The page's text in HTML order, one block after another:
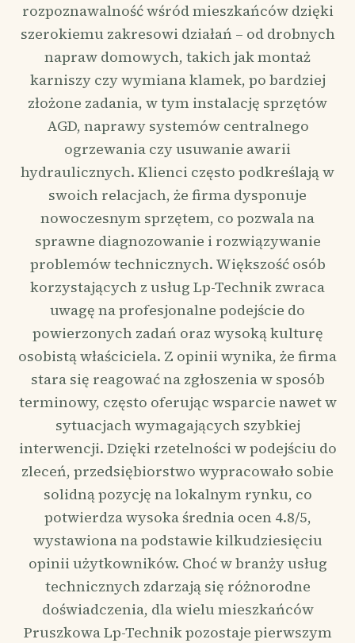
rozpoznawalność wśród mieszkańców dzięki
szerokiemu zakresowi działań – od drobnych
napraw domowych, takich jak montaż
karniszy czy wymiana klamek, po bardziej
złożone zadania, w tym instalację sprzętów
AGD, naprawy systemów centralnego
ogrzewania czy usuwanie awarii
hydraulicznych. Klienci często podkreślają w
swoich relacjach, że firma dysponuje
nowoczesnym sprzętem, co pozwala na
sprawne diagnozowanie i rozwiązywanie
problemów technicznych. Większość osób
korzystających z usług Lp-Technik zwraca
uwagę na profesjonalne podejście do
powierzonych zadań oraz wysoką kulturę
osobistą właściciela. Z opinii wynika, że firma
stara się reagować na zgłoszenia w sposób
terminowy, często oferując wsparcie nawet w
sytuacjach wymagających szybkiej
interwencji. Dzięki rzetelności w podejściu do
zleceń, przedsiębiorstwo wypracowało sobie
solidną pozycję na lokalnym rynku, co
potwierdza wysoka średnia ocen 4.8/5,
wystawiona na podstawie kilkudziesięciu
opinii użytkowników. Choć w branży usług
technicznych zdarzają się różnorodne
doświadczenia, dla wielu mieszkańców
Pruszkowa Lp-Technik pozostaje pierwszym